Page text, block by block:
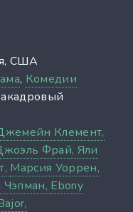
США
, Комедии
Клемент,
Фрай, Яли
Марсия Уоррен,
Чэпман, Ebony